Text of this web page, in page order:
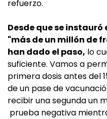
refuerzo.
Desde que se
"más de un millón de
han dado el paso, lo
suficiente. Vamos a
primera dosis antes del
de un pase de
recibir una segunda un
prueba negativa